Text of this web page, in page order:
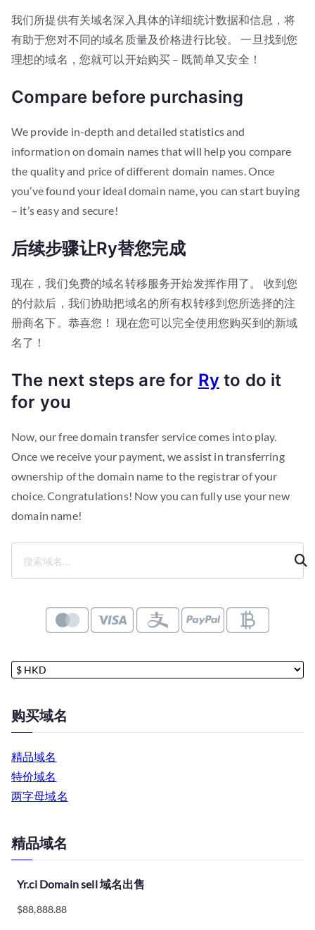
我们所提供有关域名深入具体的详细统计数据和信息，将
有助于您对不同的域名质量及价格进行比较。 一旦找到您
理想的域名，您就可以开始购买 – 既简单又安全！
Compare before purchasing
We provide in-depth and detailed statistics and
information on domain names that will help you compare
the quality and price of different domain names. Once
you’ve found your ideal domain name, you can start buying
– it’s easy and secure!
后续步骤让Ry替您完成
现在，我们免费的域名转移服务开始发挥作用了。 收到您
的付款后，我们协助把域名的所有权转移到您所选择的注
册商名下。恭喜您！ 现在您可以完全使用您购买到的新域
名了！
The next steps are for Ry to do it
for you
Now, our free domain transfer service comes into play.
Once we receive your payment, we assist in transferring
ownership of the domain name to the registrar of your
choice. Congratulations! Now you can fully use your new
domain name!
购买域名
精品域名
特价域名
两字母域名
精品域名
Yr.ci Domain sell 域名出售
$88,888.88